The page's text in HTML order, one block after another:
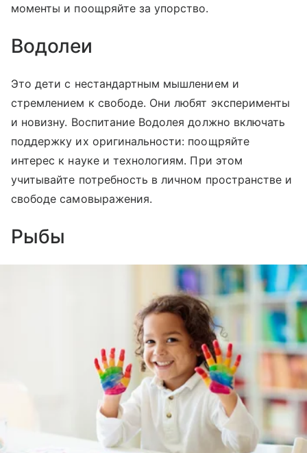
моменты и поощряйте за упорство.
Водолеи
Это дети с нестандартным мышлением и
стремлением к свободе. Они любят эксперименты
и новизну. Воспитание Водолея должно включать
поддержку их оригинальности: поощряйте
интерес к науке и технологиям. При этом
учитывайте потребность в личном пространстве и
свободе самовыражения.
Рыбы